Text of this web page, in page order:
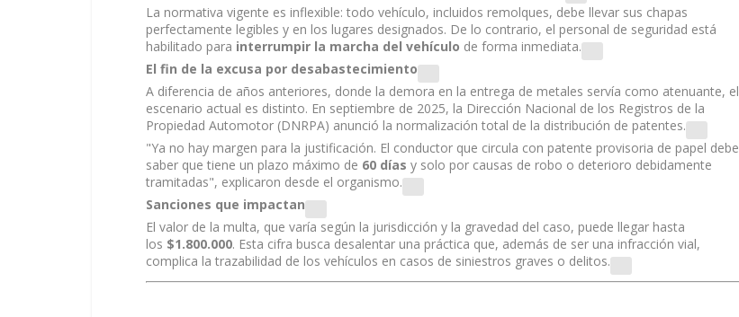
La normativa vigente es inflexible: todo vehículo, incluidos remolques, debe llevar sus chapas
perfectamente legibles y en los lugares designados. De lo contrario, el personal de seguridad está
habilitado para interrumpir la marcha del vehículo de forma inmediata.
El fin de la excusa por desabastecimiento
A diferencia de años anteriores, donde la demora en la entrega de metales servía como atenuante, el
escenario actual es distinto. En septiembre de 2025, la Dirección Nacional de los Registros de la
Propiedad Automotor (DNRPA) anunció la normalización total de la distribución de patentes.
"Ya no hay margen para la justificación. El conductor que circula con patente provisoria de papel debe
saber que tiene un plazo máximo de 60 días y solo por causas de robo o deterioro debidamente
tramitadas", explicaron desde el organismo.
Sanciones que impactan
El valor de la multa, que varía según la jurisdicción y la gravedad del caso, puede llegar hasta
los $1.800.000. Esta cifra busca desalentar una práctica que, además de ser una infracción vial,
complica la trazabilidad de los vehículos en casos de siniestros graves o delitos.